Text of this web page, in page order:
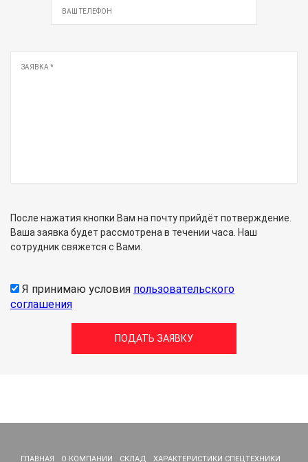
После нажатия кнопки Вам на почту прийдёт потверждение.
Ваша заявка будет рассмотрена в течении часа. Наш
сотрудник свяжется с Вами.
Я принимаю условия пользовательского
соглашения
ГЛАВНАЯ О КОМПАНИИ СКЛАД ХАРАКТЕРИСТИКИ СПЕЦТЕХНИКИ